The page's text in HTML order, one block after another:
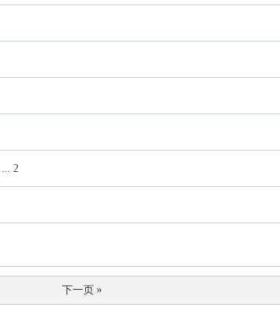
... 2
下一页 »